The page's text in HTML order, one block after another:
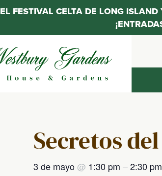
Secretos
3 de mayo@ 1:30 pm –2:30 pm
EL FESTIVAL CELTA DE LONG